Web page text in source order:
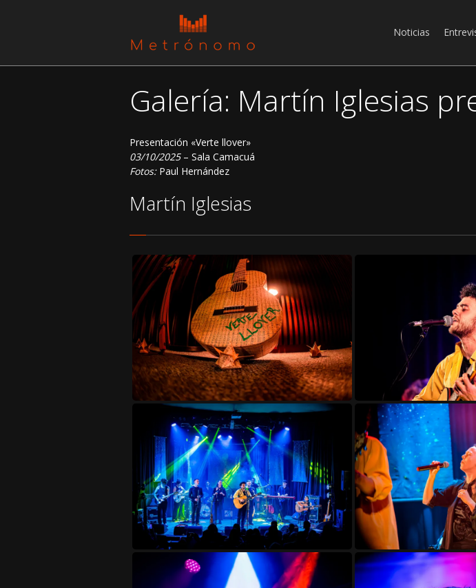
Noticias
Galería: Martín Iglesias
Presentación «Verte llover»
03/10/2025– Sala Camacuá
Fotos:Paul Hernández
Martín Iglesias